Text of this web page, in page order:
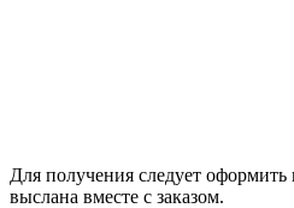
Для получения следует
выслана вместе с заказом.